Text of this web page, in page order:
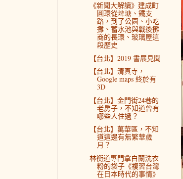
《新聞大解讀》建成町
圓環從埤塘、鐵支
路，到了公園、小吃
攤、蓄水池與戰後攤
商的長環、玻璃屋這
段歷史
【台北】2019 書展見聞
【台北】清真寺，
Google maps 終於有
3D
【台北】金門街24巷的
老房子，不知道曾有
哪些人住過？
【台北】萬華區，不知
道這邊有無繁華歲
月？
林衡道專門拿白蘭洗衣
粉的袋子《複習台灣
在日本時代的事情》